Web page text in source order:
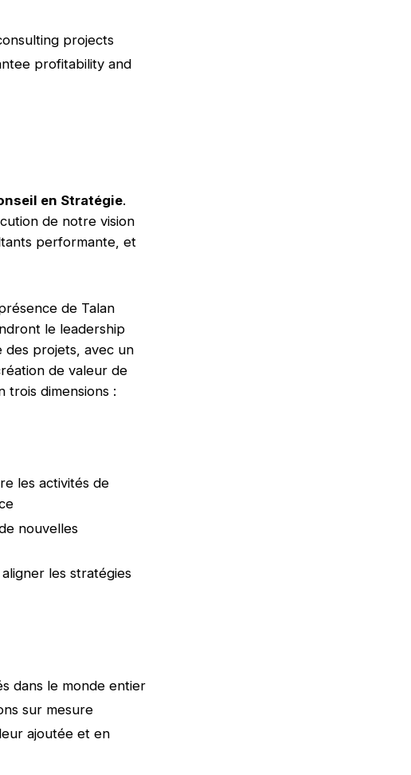
projects
profitability and
en Stratégie.
de notre vision
performante, et
de Talan
le leadership
des projets, avec un
de valeur de
trois dimensions :
les activités de
nouvelles
les stratégies
dans le monde entier
sur mesure
ajoutée et en